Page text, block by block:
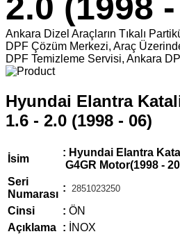
Ankara Dizel Araçların Tıkalı
DPF Çözüm Merkezi, Araç
DPF Temizleme Servisi, Ankara
Hyundai Elantra
1.6 - 2.0 (1998 - 06)
İsim
: Hyundai Elantra
G4GR Motor(1998 -
Seri
Numarası
: 2851023250
Cinsi : ÖN
Açıklama : İNOX